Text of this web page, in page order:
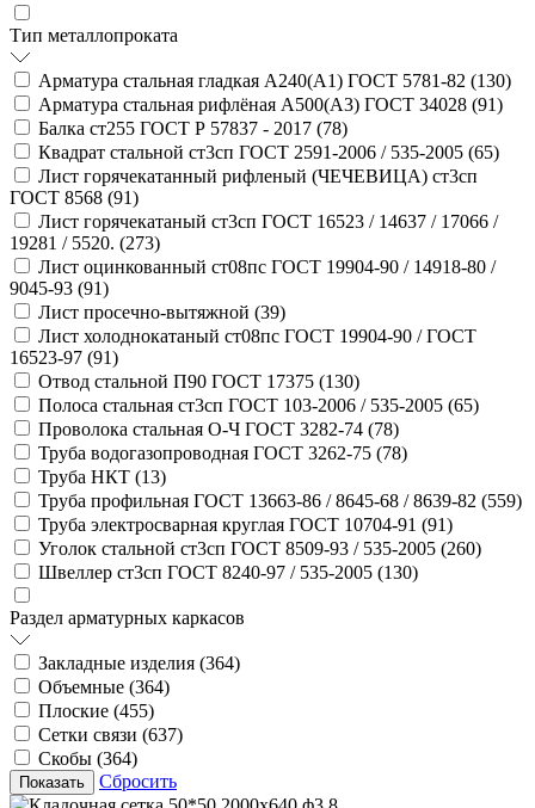
Тип металлопроката
Арматура стальная гладкая А240(А1) ГОСТ 5781-82 (130)
Арматура стальная рифлёная А500(А3) ГОСТ 34028 (91)
Балка ст255 ГОСТ Р 57837 - 2017 (78)
Квадрат стальной ст3сп ГОСТ 2591-2006 / 535-2005 (65)
Лист горячекатанный рифленый (ЧЕЧЕВИЦА) ст3сп
ГОСТ 8568 (91)
Лист горячекатаный ст3сп ГОСТ 16523 / 14637 / 17066 /
19281 / 5520. (273)
Лист оцинкованный ст08пс ГОСТ 19904-90 / 14918-80 /
9045-93 (91)
Лист просечно-вытяжной (39)
Лист холоднокатаный ст08пс ГОСТ 19904-90 / ГОСТ
16523-97 (91)
Отвод стальной П90 ГОСТ 17375 (130)
Полоса стальная ст3сп ГОСТ 103-2006 / 535-2005 (65)
Проволока стальная О-Ч ГОСТ 3282-74 (78)
Труба водогазопроводная ГОСТ 3262-75 (78)
Труба НКТ (13)
Труба профильная ГОСТ 13663-86 / 8645-68 / 8639-82 (559)
Труба электросварная круглая ГОСТ 10704-91 (91)
Уголок стальной ст3сп ГОСТ 8509-93 / 535-2005 (260)
Швеллер ст3сп ГОСТ 8240-97 / 535-2005 (130)
Раздел арматурных каркасов
Закладные изделия (364)
Объемные (364)
Плоские (455)
Сетки связи (637)
Скобы (364)
Сбросить